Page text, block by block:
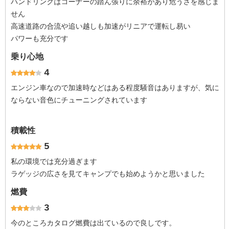
せん
高速道路の合流や追い越しも加速がリニアで運転し易い
パワーも充分です
乗り心地
4
エンジン車なので加速時などはある程度騒音はありますが、気に
ならない音色にチューニングされています
積載性
5
私の環境では充分過ぎます
ラゲッジの広さを見てキャンプでも始めようかと思いました
燃費
3
今のところカタログ燃費は出ているので良しです。